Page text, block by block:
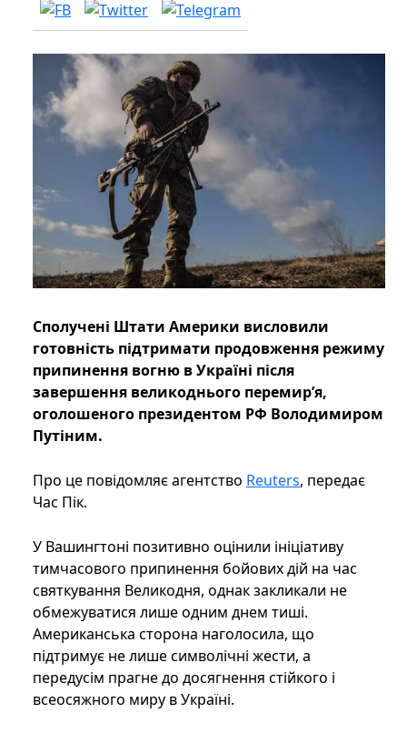
Сполучені Штати Америки висловили
готовність підтримати продовження режиму
припинення вогню в Україні після
завершення великоднього перемир’я,
оголошеного президентом РФ Володимиром
Путіним.
Про це повідомляє агентство Reuters, передає
Час Пік.
У Вашингтоні позитивно оцінили ініціативу
тимчасового припинення бойових дій на час
святкування Великодня, однак закликали не
обмежуватися лише одним днем тиші.
Американська сторона наголосила, що
підтримує не лише символічні жести, а
передусім прагне до досягнення стійкого і
всеосяжного миру в Україні.